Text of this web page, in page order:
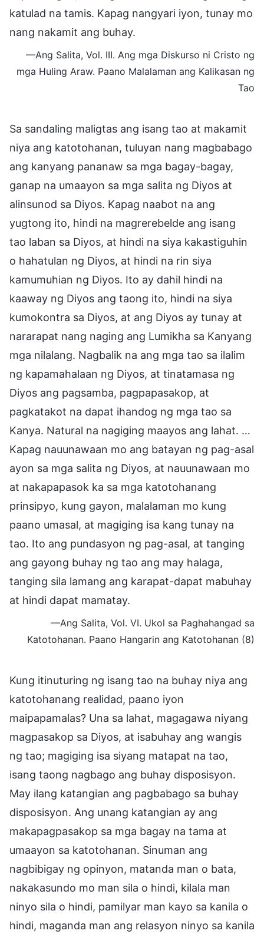
katulad na tamis. Kapag nangyari iyon, tunay mo
nang nakamit ang buhay.
—Ang Salita, Vol. III. Ang mga Diskurso ni Cristo ng
mga Huling Araw. Paano Malalaman ang Kalikasan ng
Tao
Sa sandaling maligtas ang isang tao at makamit
niya ang katotohanan, tuluyan nang magbabago
ang kanyang pananaw sa mga bagay-bagay,
ganap na umaayon sa mga salita ng Diyos at
alinsunod sa Diyos. Kapag naabot na ang
yugtong ito, hindi na magrerebelde ang isang
tao laban sa Diyos, at hindi na siya kakastiguhin
o hahatulan ng Diyos, at hindi na rin siya
kamumuhian ng Diyos. Ito ay dahil hindi na
kaaway ng Diyos ang taong ito, hindi na siya
kumokontra sa Diyos, at ang Diyos ay tunay at
nararapat nang naging ang Lumikha sa Kanyang
mga nilalang. Nagbalik na ang mga tao sa ilalim
ng kapamahalaan ng Diyos, at tinatamasa ng
Diyos ang pagsamba, pagpapasakop, at
pagkatakot na dapat ihandog ng mga tao sa
Kanya. Natural na nagiging maayos ang lahat. …
Kapag nauunawaan mo ang batayan ng pag-asal
ayon sa mga salita ng Diyos, at nauunawaan mo
at nakapapasok ka sa mga katotohanang
prinsipyo, kung gayon, malalaman mo kung
paano umasal, at magiging isa kang tunay na
tao. Ito ang pundasyon ng pag-asal, at tanging
ang gayong buhay ng tao ang may halaga,
tanging sila lamang ang karapat-dapat mabuhay
at hindi dapat mamatay.
—Ang Salita, Vol. VI. Ukol sa Paghahangad sa
Katotohanan. Paano Hangarin ang Katotohanan (8)
Kung itinuturing ng isang tao na buhay niya ang
katotohanang realidad, paano iyon
maipapamalas? Una sa lahat, magagawa niyang
magpasakop sa Diyos, at isabuhay ang wangis
ng tao; magiging isa siyang matapat na tao,
isang taong nagbago ang buhay disposisyon.
May ilang katangian ang pagbabago sa buhay
disposisyon. Ang unang katangian ay ang
makapagpasakop sa mga bagay na tama at
umaayon sa katotohanan. Sinuman ang
nagbibigay ng opinyon, matanda man o bata,
nakakasundo mo man sila o hindi, kilala man
ninyo sila o hindi, pamilyar man kayo sa kanila o
hindi, maganda man ang relasyon ninyo sa kanila